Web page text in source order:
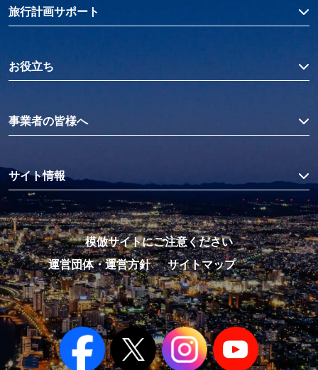
旅行計画サポート
お役立ち
事業者の皆様へ
サイト情報
模倣サイトにご注意ください
運営団体・運営方針
サイトマップ